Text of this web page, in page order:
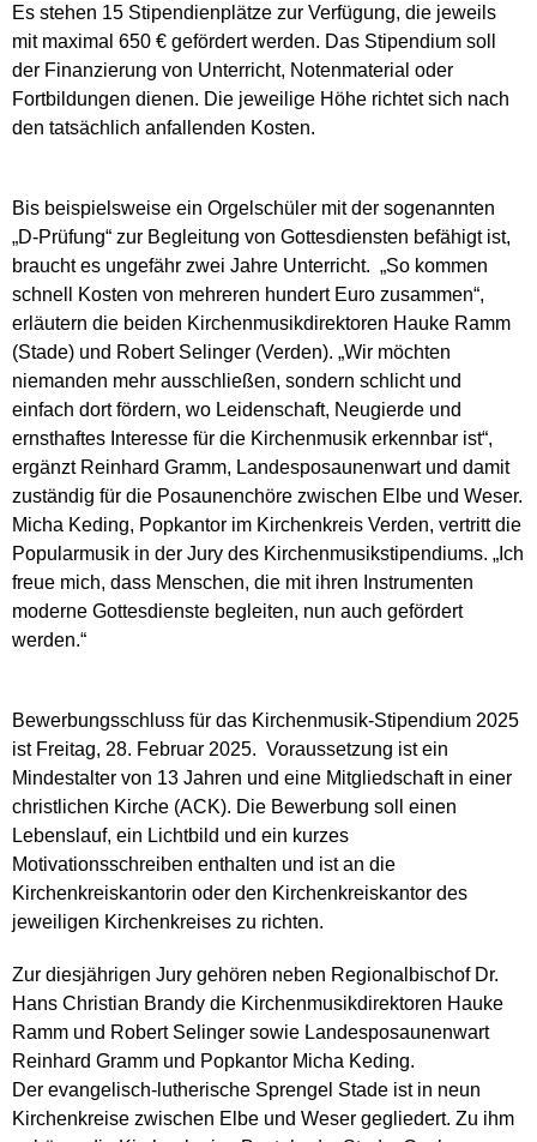
Es stehen 15 Stipendienplätze zur Verfügung, die jeweils
mit maximal 650 € gefördert werden. Das Stipendium soll
der Finanzierung von Unterricht, Notenmaterial oder
Fortbildungen dienen. Die jeweilige Höhe richtet sich nach
den tatsächlich anfallenden Kosten.
Bis beispielsweise ein Orgelschüler mit der sogenannten
„D-Prüfung“ zur Begleitung von Gottesdiensten befähigt ist,
braucht es ungefähr zwei Jahre Unterricht. „So kommen
schnell Kosten von mehreren hundert Euro zusammen“,
erläutern die beiden Kirchenmusikdirektoren Hauke Ramm
(Stade) und Robert Selinger (Verden). „Wir möchten
niemanden mehr ausschließen, sondern schlicht und
einfach dort fördern, wo Leidenschaft, Neugierde und
ernsthaftes Interesse für die Kirchenmusik erkennbar ist“,
ergänzt Reinhard Gramm, Landesposaunenwart und damit
zuständig für die Posaunenchöre zwischen Elbe und Weser.
Micha Keding, Popkantor im Kirchenkreis Verden, vertritt die
Popularmusik in der Jury des Kirchenmusikstipendiums. „Ich
freue mich, dass Menschen, die mit ihren Instrumenten
moderne Gottesdienste begleiten, nun auch gefördert
werden.“
Bewerbungsschluss für das Kirchenmusik-Stipendium 2025
ist Freitag, 28. Februar 2025. Voraussetzung ist ein
Mindestalter von 13 Jahren und eine Mitgliedschaft in einer
christlichen Kirche (ACK). Die Bewerbung soll einen
Lebenslauf, ein Lichtbild und ein kurzes
Motivationsschreiben enthalten und ist an die
Kirchenkreiskantorin oder den Kirchenkreiskantor des
jeweiligen Kirchenkreises zu richten.
Zur diesjährigen Jury gehören neben Regionalbischof Dr.
Hans Christian Brandy die Kirchenmusikdirektoren Hauke
Ramm und Robert Selinger sowie Landesposaunenwart
Reinhard Gramm und Popkantor Micha Keding.
Der evangelisch-lutherische Sprengel Stade ist in neun
Kirchenkreise zwischen Elbe und Weser gegliedert. Zu ihm